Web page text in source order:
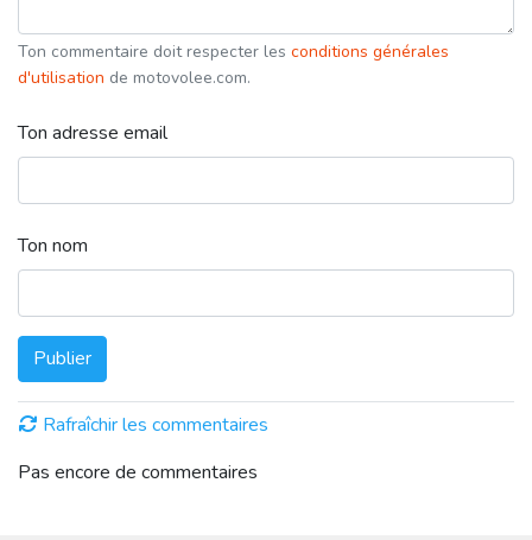
Ton commentaire doit respecter les conditions générales
d'utilisation de motovolee.com.
Ton adresse email
Ton nom
Publier
Rafraîchir les commentaires
Pas encore de commentaires